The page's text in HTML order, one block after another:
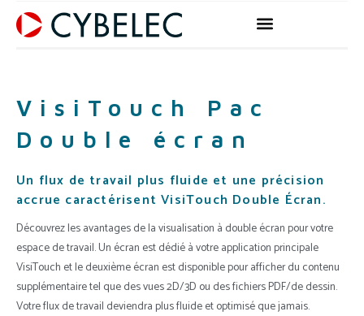
VisiTouch Pac
Double écran
Un flux de travail plus fluide et une précision
accrue caractérisent VisiTouch Double Écran.
Découvrez les avantages de la visualisation à double écran pour votre
espace de travail. Un écran est dédié à votre application principale
VisiTouch et le deuxième écran est disponible pour afficher du contenu
supplémentaire tel que des vues 2D/3D ou des fichiers PDF/de dessin.
Votre flux de travail deviendra plus fluide et optimisé que jamais.